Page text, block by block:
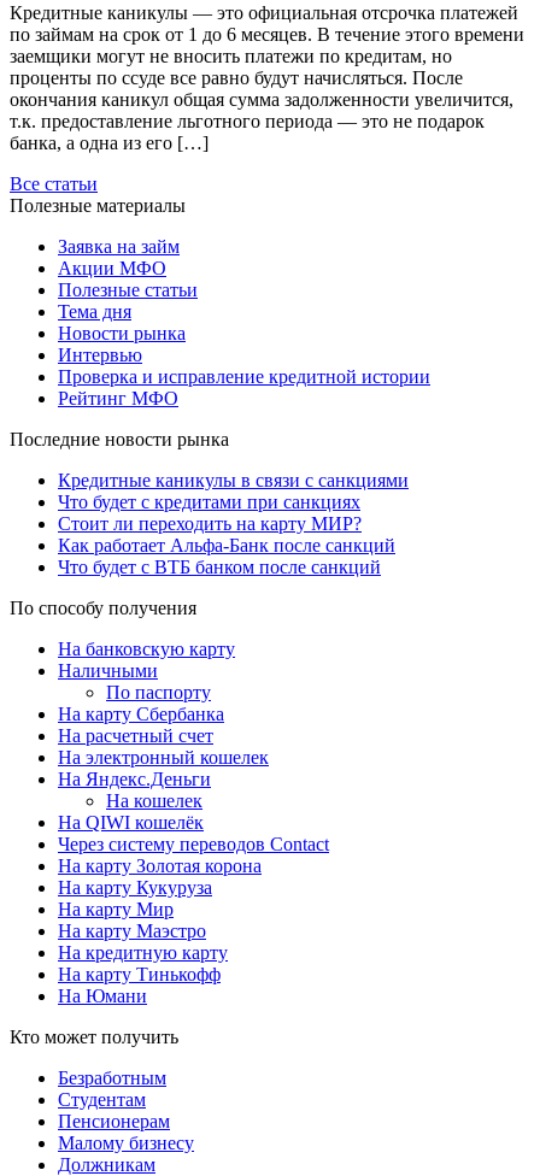
Кредитные каникулы — это официальная отсрочка платежей
по займам на срок от 1 до 6 месяцев. В течение этого времени
заемщики могут не вносить платежи по кредитам, но
проценты по ссуде все равно будут начисляться. После
окончания каникул общая сумма задолженности увеличится,
т.к. предоставление льготного периода — это не подарок
банка, а одна из его […]
Все статьи
Полезные материалы
Заявка на займ
Акции МФО
Полезные статьи
Тема дня
Новости рынка
Интервью
Проверка и исправление кредитной истории
Рейтинг МФО
Последние новости рынка
Кредитные каникулы в связи с санкциями
Что будет с кредитами при санкциях
Стоит ли переходить на карту МИР?
Как работает Альфа-Банк после санкций
Что будет с ВТБ банком после санкций
По способу получения
На банковскую карту
Наличными
По паспорту
На карту Сбербанка
На расчетный счет
На электронный кошелек
На Яндекс.Деньги
На кошелек
На QIWI кошелёк
Через систему переводов Contact
На карту Золотая корона
На карту Кукуруза
На карту Мир
На карту Маэстро
На кредитную карту
На карту Тинькофф
На Юмани
Кто может получить
Безработным
Студентам
Пенсионерам
Малому бизнесу
Должникам